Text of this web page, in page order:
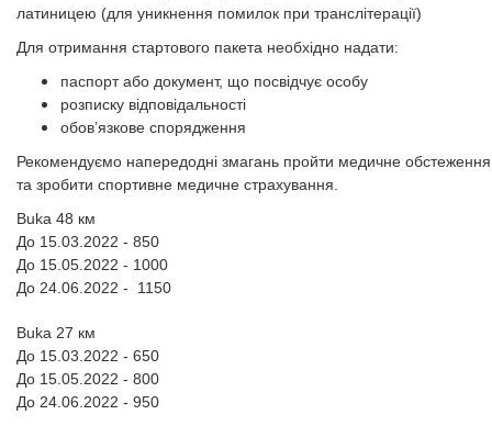
латиницею (для уникнення помилок при транслітерації)
Для отримання стартового пакета необхідно надати:
паспорт або документ, що посвідчує особу
розписку відповідальності
обов’язкове спорядження
Рекомендуємо напередодні змагань пройти медичне обстеження
та зробити спортивне медичне страхування.
Buka 48 км
До 15.03.2022 - 850
До 15.05.2022 - 1000
До 24.06.2022 - 1150
Buka 27 км
До 15.03 .2022 - 650
До 15.05.2022 - 800
До 24.06.2022 - 950